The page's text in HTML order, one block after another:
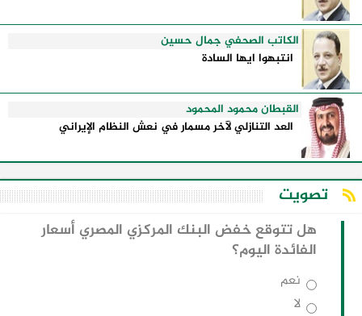
الكاتب الصحفي جمال حسين
انتبهوا ايها السادة
القبطان محمود المحمود
العد التنازلي لآخر مسمار في نعش النظام الإيراني
تصويت
هل تتوقع خفض البنك المركزي المصري أسعار
الفائدة اليوم؟
نعم
لا